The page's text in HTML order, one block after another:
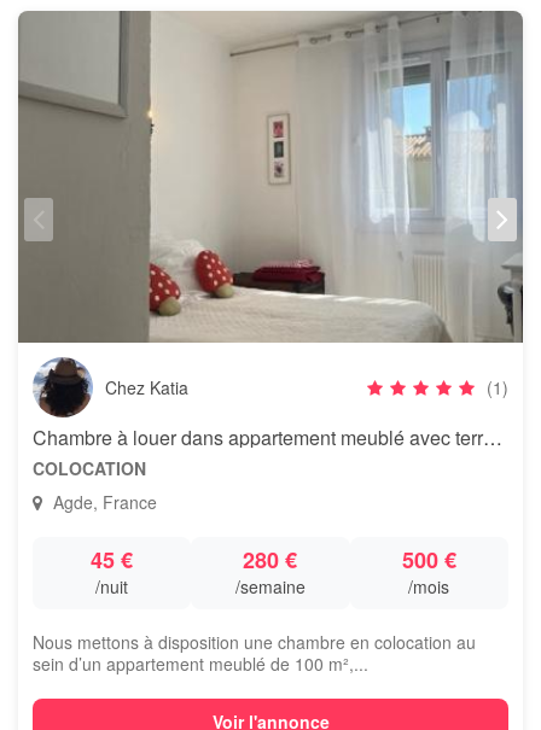
Chez Katia (1)
Chambre à louer dans appartement meublé avec terrasse
COLOCATION
Agde, France
45 €
/nuit
280 €
/semaine
500 €
/mois
Nous mettons à disposition une chambre en colocation au
sein d’un appartement meublé de 100 m²,...
Voir l'annonce